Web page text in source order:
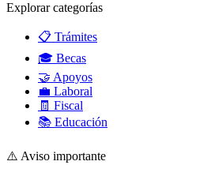
Explorar categorías
📋 Trámites
🎓 Becas
🤝 Apoyos
💼 Laboral
🧾 Fiscal
📚 Educación
⚠️ Aviso importante